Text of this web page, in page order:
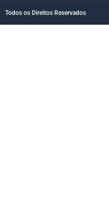
Todos os Direitos Reservados